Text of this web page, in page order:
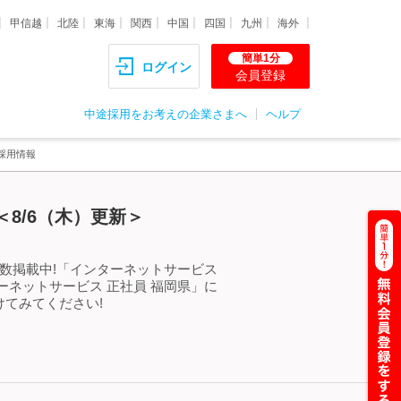
甲信越 北陸 東海 関西 中国 四国 九州 海外
ログイン
簡単1分
会員登録
中途採用をお考えの企業さまへ ヘルプ
用情報
8/6（木）更新＞
掲載中!「インターネットサービス
ネットサービス 正社員 福岡県」に
みてください!